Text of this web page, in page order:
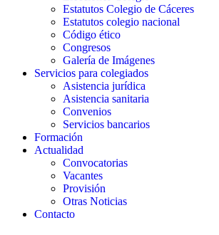
Estatutos Colegio de Cáceres
Estatutos colegio nacional
Código ético
Congresos
Galería de Imágenes
Servicios para colegiados
Asistencia jurídica
Asistencia sanitaria
Convenios
Servicios bancarios
Formación
Actualidad
Convocatorias
Vacantes
Provisión
Otras Noticias
Contacto